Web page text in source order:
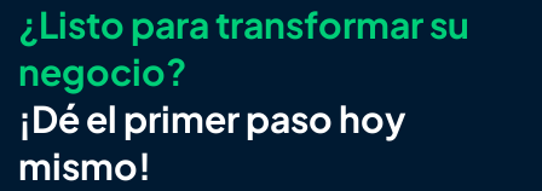
¿Listo para transformar su
negocio?
¡Dé el primer paso hoy
mismo!